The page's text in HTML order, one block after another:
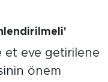
et eve getirilene
önem